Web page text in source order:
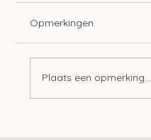
Opmerkingen
Plaats een opmerking...